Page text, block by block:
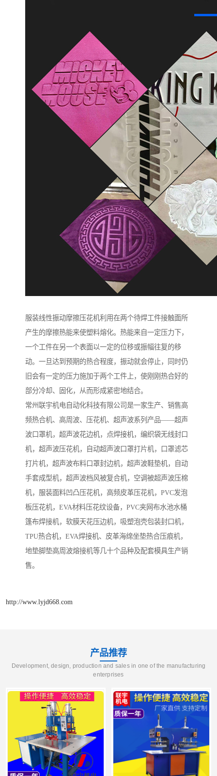
服装线性振动摩擦压花机利用在两个待焊工件接触面所
产生的摩擦热能来使塑料熔化。热能来自一定压力下，
一个工件在另一个表面以一定的位移或振幅往复的移
动。一旦达到预期的热合程度，振动就会停止，同时仍
旧会有一定的压力施加于两个工件上，使刚刚热合好的
部分冷却、固化，从而形成紧密地结合。
常州联宇机电自动化科技有限公司是一家生产、销售高
频热合机、高周波、压花机、超声波系列产品——超声
波口罩机，超声波花边机，点焊接机，编织袋无线封口
机，超声波压花机，自动超声波口罩打片机，口罩滤芯
打片机，超声波布料口罩封边机，超声波鞋垫机，自动
手套成型机，超声波档风被复合机，空调被超声波压棉
机，服装面料凹凸压花机，高频皮革压花机，PVC发泡
板压花机，EVA材料压花纹设备，PVC夹网布水池水桶
篷布焊接机，软膜天花压边机，吸塑泡壳包装封口机，
TPU热合机，EVA焊接机、皮革海绵坐垫热合压痕机，
地垫脚垫高周波熔接机等几十个品种及配套模具生产销
售。
http://www.lyjd668.com
产品推荐
Development, design, production and sales in one of the manufacturing
enterprises